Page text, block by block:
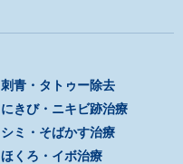
刺青・タトゥー除去
にきび・ニキビ跡治療
シミ・そばかす治療
ほくろ・イボ治療